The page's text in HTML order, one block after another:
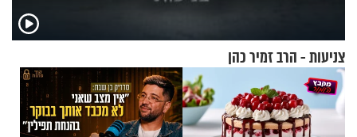
צניעות - הרב זמיר כהן